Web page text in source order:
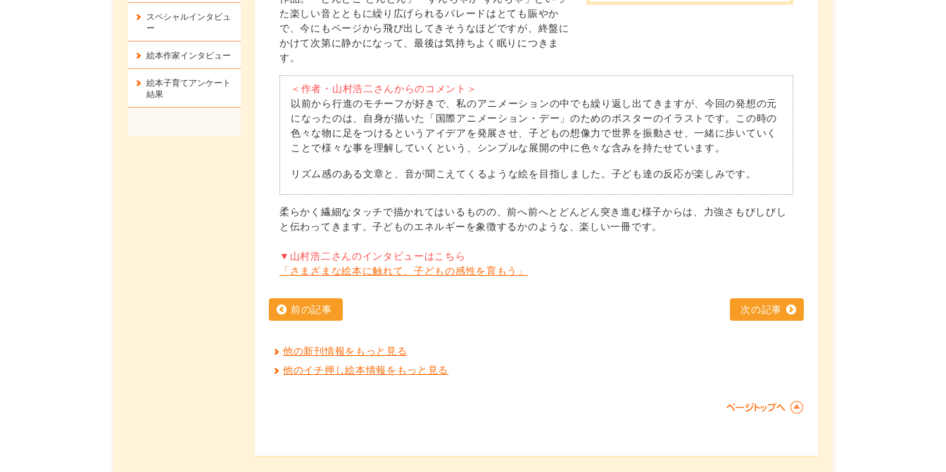
た楽しい音とともに繰り広げられるパレードはとても賑やか
で、今にもページから飛び出してきそうなほどですが、終盤に
かけて次第に静かになって、最後は気持ちよく眠りにつきま
す。
＜作者・山村浩二さんからのコメント＞
以前から行進のモチーフが好きで、私のアニメーションの中でも繰り返し出てきますが、今回の発想の元
になったのは、自身が描いた「国際アニメーション・デー」のためのポスターのイラストです。この時の
色々な物に足をつけるというアイデアを発展させ、子どもの想像力で世界を振動させ、一緒に歩いていく
ことで様々な事を理解していくという、シンプルな展開の中に色々な含みを持たせています。
リズム感のある文章と、音が聞こえてくるような絵を目指しました。子ども達の反応が楽しみです。
柔らかく繊細なタッチで描かれてはいるものの、前へ前へとどんどん突き進む様子からは、力強さもびしびし
と伝わってきます。子どものエネルギーを象徴するかのような、楽しい一冊です。
▼山村浩二さんのインタビューはこちら
「さまざまな絵本に触れて、子どもの感性を育もう」
前の記事 次の記事
他の新刊情報をもっと見る
他のイチ押し絵本情報をもっと見る
スペシャルインタビュ
ー
絵本作家インタビュー
絵本子育てアンケート
結果